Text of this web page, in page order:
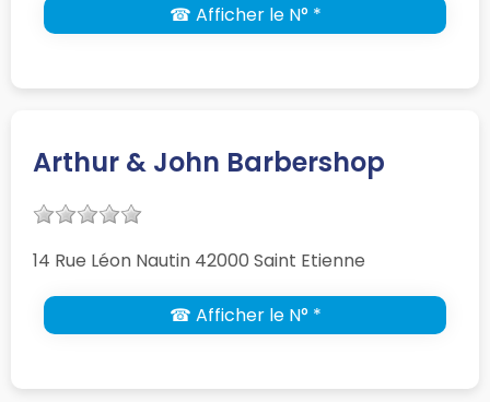
☎ Afficher le N° *
Arthur & John Barbershop
14 Rue Léon Nautin 42000 Saint Etienne
☎ Afficher le N° *